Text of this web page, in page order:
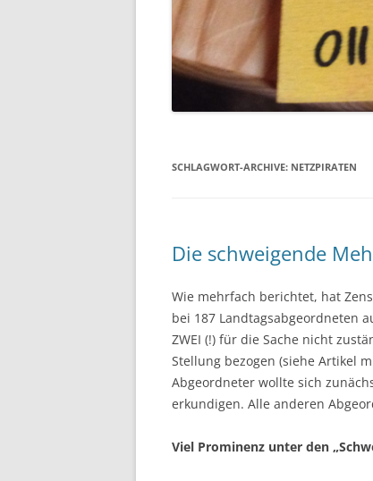
SCHLAGWORT-ARCHIVE: NETZPIRATEN
Die schweigende
Wie mehrfach berichtet, hat
bei 187 Landtagsabgeordneten
ZWEI (!) für die Sache nicht
Stellung bezogen (siehe Artikel
Abgeordneter wollte sich
erkundigen. Alle anderen
Viel Prominenz unter den